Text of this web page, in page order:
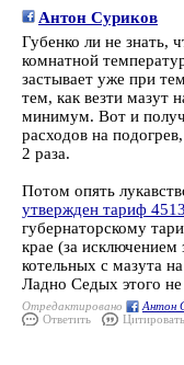
Антон Суриков
Губенко ли не знать,
комнатной
застывает уже при
тем, как везти мазут
минимум. Вот и
расходов на
2 раза.
Потом опять
утвержден тариф
губернаторскому
крае (за
котельных с мазута
Ладно Седых этого не
Отредактировано Антон
Ответить
Цитировать